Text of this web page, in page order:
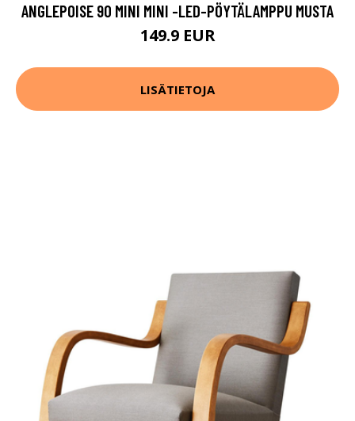
ANGLEPOISE 90 MINI MINI -LED-PÖYTÄLAMPPU MUSTA
149.9 EUR
LISÄTIETOJA